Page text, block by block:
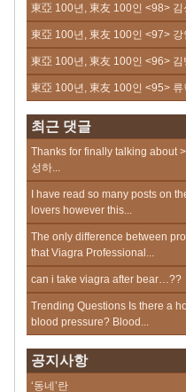
東亞 100년, 東友 100인 <98> 김
東亞 100년, 東友 100인 <97> 강
東亞 100년, 東友 100인 <96> 김
東亞 100년, 東友 100인 <95> 류
최근 댓글
Thanks for finally talking about
성하...
I have read so many posts on
lovers however this...
The only difference between
that Viagra Professional...
can i take viagra after bear…??
Trending Questions Is there a
blood pressure? Blood...
공지사항
‘동네’란